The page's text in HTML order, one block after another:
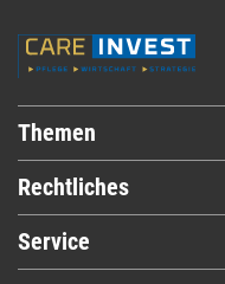
Themen
Rechtliches
Service